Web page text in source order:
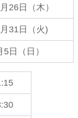
26日（木）
31日（火)
日（日）